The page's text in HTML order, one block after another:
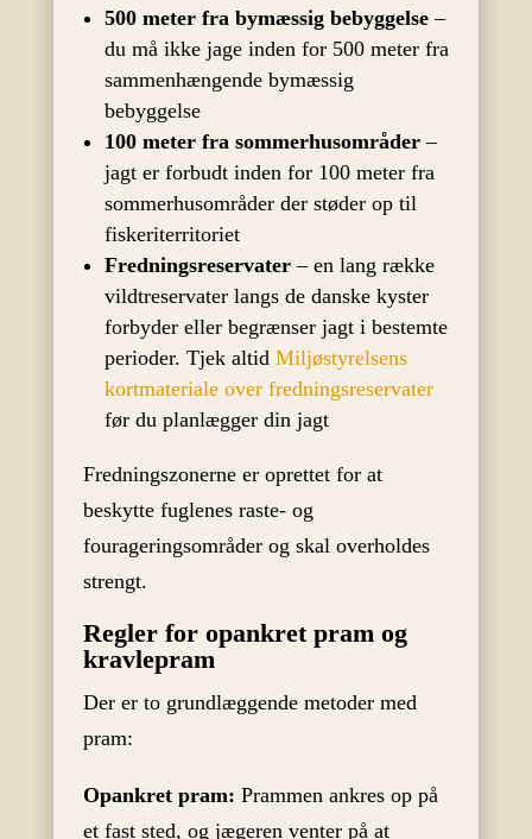
500 meter fra bymæssig bebyggelse–
du må ikke jage inden for 500 meter fra
sammenhængende bymæssig
bebyggelse
100 meter fra sommerhusområder–
jagt er forbudt inden for 100 meter fra
sommerhusområder der støder op til
fiskeriterritoriet
Fredningsreservater– en lang række
vildtreservater langs de danske kyster
forbyder eller begrænser jagt i bestemte
perioder. Tjek altid Miljøstyrelsens
kortmateriale over fredningsreservater
før du planlægger din jagt
Fredningszonerne er oprettet for at
beskytte fuglenes raste- og
fourageringsområder og skal overholdes
strengt.
Regler for opankret pram og
kravlepram
Der er to grundlæggende metoder med
pram:
Opankret pram: Prammen ankres op på
et fast sted, og jægeren venter på at